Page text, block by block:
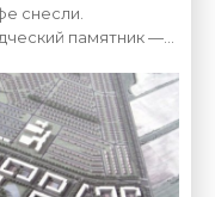
снесли.
памятник —